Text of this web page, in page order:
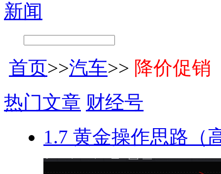
新闻
首页>>汽车>> 降价促销
热门文章 财经号
1.7 黄金操作思路（